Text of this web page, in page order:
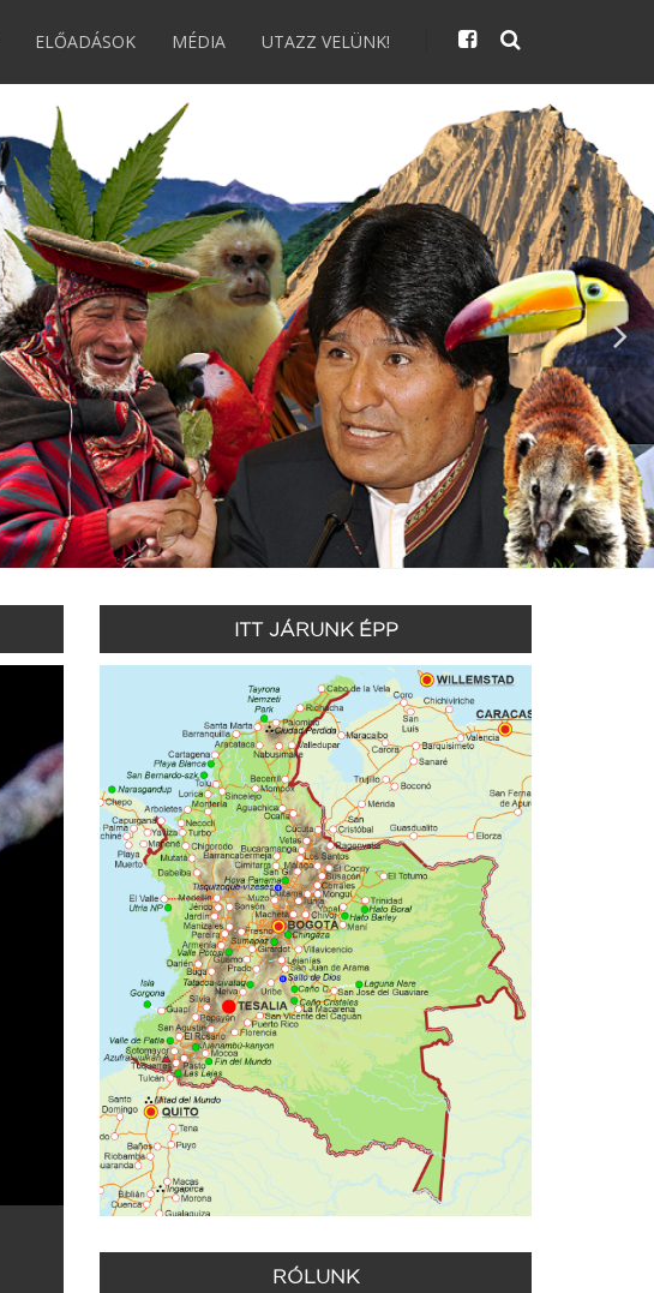
ELŐADÁSOK MÉDIA UTAZZ VELÜNK!
ITT JÁRUNK ÉPP
RÓLUNK